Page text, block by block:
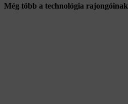
Még több a technológia rajongóinak